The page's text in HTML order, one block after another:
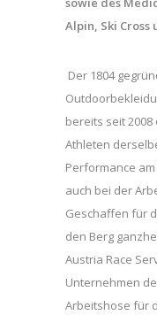
Alpin, Ski Cross
Der 1804
bereits seit
Athleten
Performance
auch bei der
Geschaffen für
den Berg
Austria Race
Unternehmen
Arbeitshose für